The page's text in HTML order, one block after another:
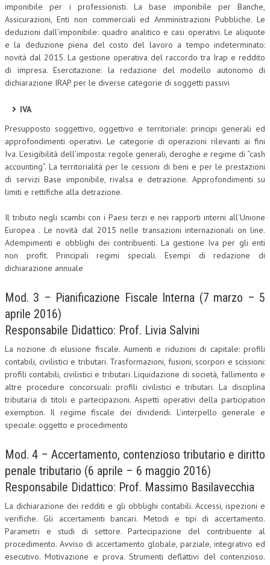
imponibile per i professionisti. La base imponibile per Banche,
Assicurazioni, Enti non commerciali ed Amministrazioni Pubbliche. Le
deduzioni dall’imponibile: quadro analitico e casi operativi. Le aliquote
e la deduzione piena del costo del lavoro a tempo indeterminato:
novità dal 2015. La gestione operativa del raccordo tra Irap e reddito
di impresa. Esercitazione: la redazione del modello autonomo di
dichiarazione IRAP per le diverse categorie di soggetti passivi
IVA
Presupposto soggettivo, oggettivo e territoriale: principi generali ed
approfondimenti operativi. Le categorie di operazioni rilevanti ai fini
Iva. L’esigibilità dell’imposta: regole generali, deroghe e regime di “cash
accounting”. La territorialità per le cessioni di beni e per le prestazioni
di servizi Base imponibile, rivalsa e detrazione. Approfondimenti su
limiti e rettifiche alla detrazione.
Il tributo negli scambi con i Paesi terzi e nei rapporti interni all’Unione
Europea . Le novità dal 2015 nelle transazioni internazionali on line.
Adempimenti e obblighi dei contribuenti. La gestione Iva per gli enti
non profit. Principali regimi speciali. Esempi di redazione di
dichiarazione annuale
Mod. 3 – Pianificazione Fiscale Interna (7 marzo – 5
aprile 2016)
Responsabile Didattico: Prof. Livia Salvini
La nozione di elusione fiscale. Aumenti e riduzioni di capitale: profili
contabili, civilistici e tributari. Trasformazioni, fusioni, scorpori e scissioni:
profili contabili, civilistici e tributari. Liquidazione di società, fallimento e
altre procedure concorsuali: profili civilistici e tributari. La disciplina
tributaria di titoli e partecipazioni. Aspetti operativi della participation
exemption. Il regime fiscale dei dividendi. L’interpello generale e
speciale: oggetto e procedimento
Mod. 4 – Accertamento, contenzioso tributario e diritto
penale tributario (6 aprile – 6 maggio 2016)
Responsabile Didattico: Prof. Massimo Basilavecchia
La dichiarazione dei redditi e gli obblighi contabili. Accessi, ispezioni e
verifiche. Gli accertamenti bancari. Metodi e tipi di accertamento.
Parametri e studi di settore. Partecipazione del contribuente al
procedimento. Avviso di accertamento globale, parziale, integrativo ed
esecutivo. Motivazione e prova. Strumenti deflattivi del contenzioso.